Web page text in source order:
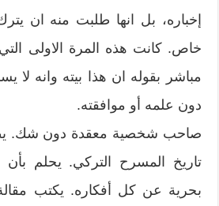
إخباره، بل انها طلبت منه ان
خاص. كانت هذه المرة الاولى
مباشر بقوله ان هذا بيته وانه لا
دون علمه أو موافقته.
صاحب شخصية معقدة دون شك.
تاريخ المسرح التركي. يحلم بأن
بحرية عن كل أفكاره. يكتب مقالة